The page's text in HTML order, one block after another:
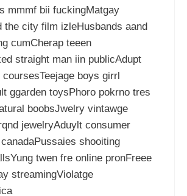
mmmf bii fuckingMatgay
the city film izleHusbands aand
cumCherap teeen
straight man iin publicAdupt
boys girrl
ggarden toysPhoro pokrno tres
boobsJwelry vintawge
jewelryAduylt consumer
shooiting
twen fre online pronFreee
streamingViolatge